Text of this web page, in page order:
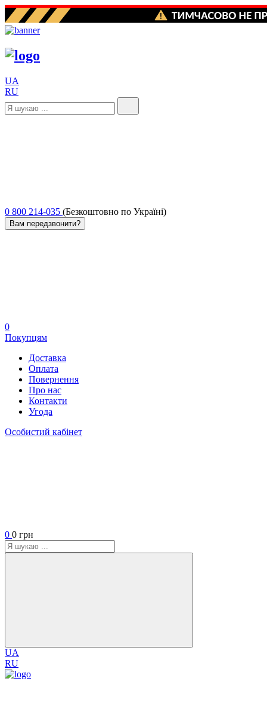
UA
RU
0 800 214-035 (Безкоштовно по Україні)
Вам передзвонити?
0
Покупцям
Доставка
Оплата
Повернення
Про нас
Контакти
Угода
Особистий кабінет
0 0 грн
UA
RU